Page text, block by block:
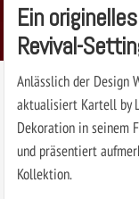
Ein
Revival-
Anlässlich der Design
aktualisiert Kartell by
Dekoration in seinem
und präsentiert
Kollektion.